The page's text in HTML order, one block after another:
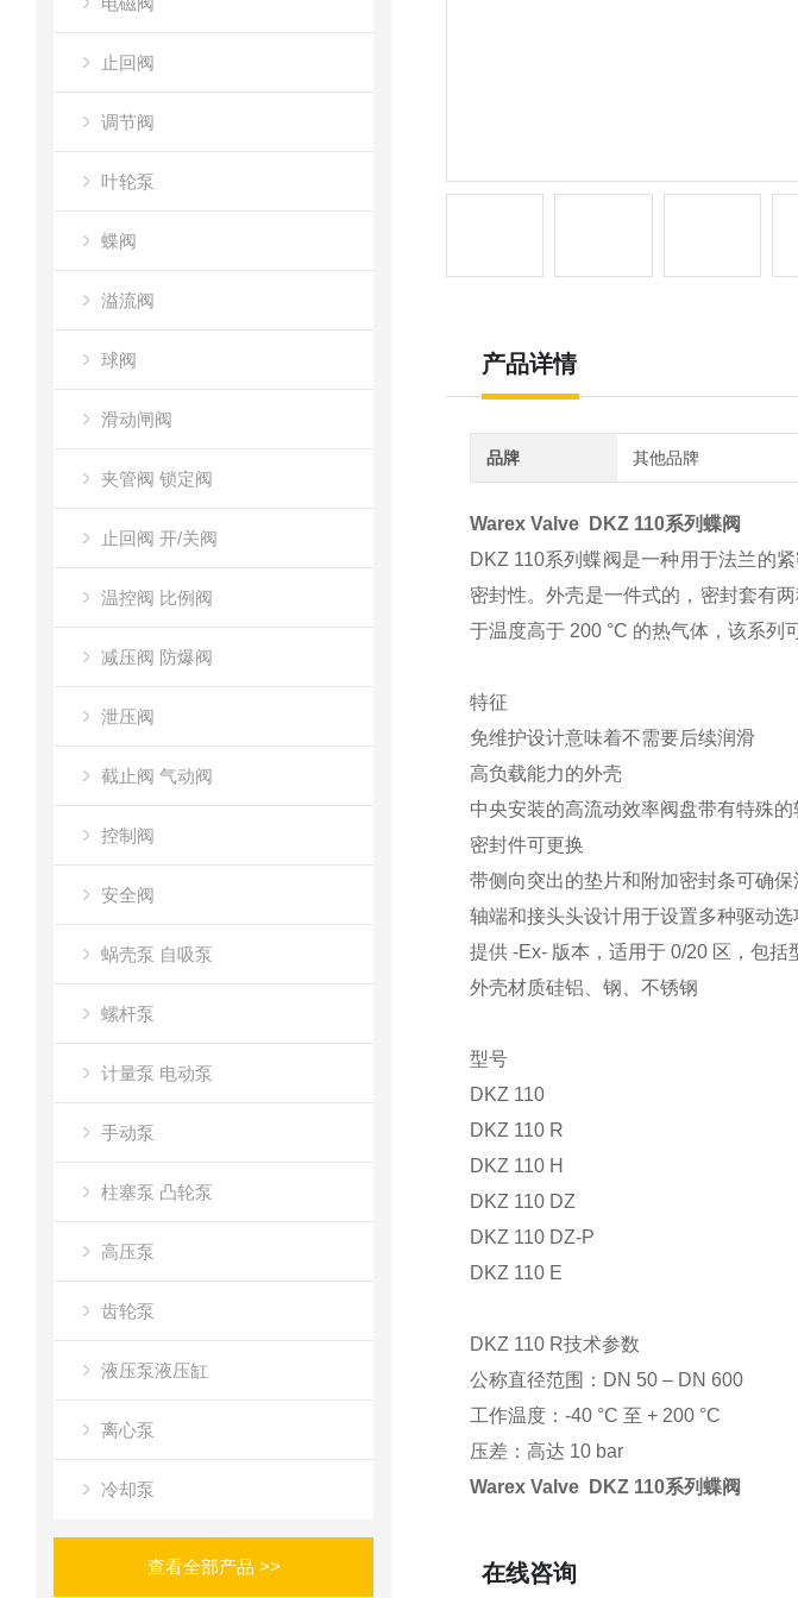
止回阀
调节阀
叶轮泵
蝶阀
溢流阀
球阀
滑动闸阀
夹管阀 锁定阀
止回阀 开/关阀
温控阀 比例阀
减压阀 防爆阀
泄压阀
截止阀 气动阀
控制阀
安全阀
蜗壳泵 自吸泵
螺杆泵
计量泵 电动泵
手动泵
柱塞泵 凸轮泵
高压泵
齿轮泵
液压泵液压缸
离心泵
冷却泵
查看全部产品 >>
产品详情
品牌 其他品牌
Warex Valve DKZ 110系列蝶阀
DKZ 110系列蝶阀是一种用于法兰的
密封性。外壳是一件式的，密封套有
于温度高于 200 °C 的热气体，该系列
特征
免维护设计意味着不需要后续润滑
高负载能力的外壳
中央安装的高流动效率阀盘带有特殊
密封件可更换
带侧向突出的垫片和附加密封条可确
轴端和接头头设计用于设置多种驱动
提供 -Ex- 版本，适用于 0/20 区，包括
外壳材质硅铝、钢、不锈钢
型号
DKZ 110
DKZ 110 R
DKZ 110 H
DKZ 110 DZ
DKZ 110 DZ-P
DKZ 110 E
DKZ 110 R技术参数
公称直径范围：DN 50 – DN 600
工作温度：-40 °C 至 + 200 °C
压差：高达 10 bar
Warex Valve DKZ 110系列蝶阀
在线咨询